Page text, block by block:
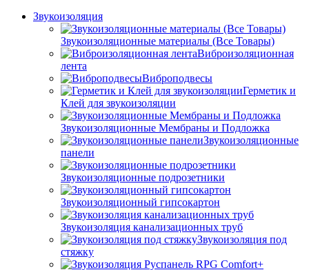
Звукоизоляция
Звукоизоляционные материалы (Все Товары)
Виброизоляционная
лента
Виброподвесы
Герметик и
Клей для звукоизоляции
Звукоизоляционные Мембраны и Подложка
Звукоизоляционные
панели
Звукоизоляционные подрозетники
Звукоизоляционный гипсокартон
Звукоизоляция канализационных труб
Звукоизоляция под
стяжку